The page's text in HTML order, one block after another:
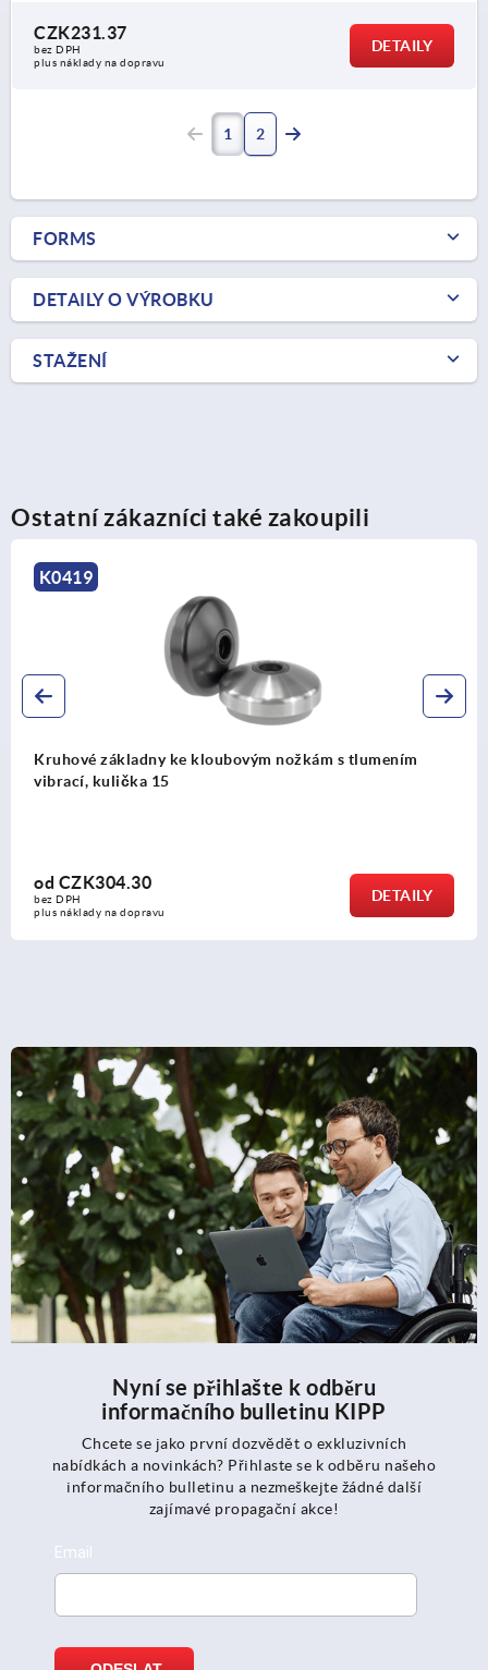
CZK231.37
bez DPH
plus náklady na dopravu
DETAILY
1 2
FORMS
DETAILY O VÝROBKU
STAŽENÍ
Ostatní zákazníci také zakoupili
K0424
Kruhové základny ke stavitelným nožkám plastové, těžké
provedení
odCZK315.74
bez DPH
plus náklady na dopravu
DETAILY
Nyní se přihlašte k odběru
informačního bulletinu KIPP
Chcete se jako první dozvědět o exkluzivních
nabídkách a novinkách? Přihlaste se k odběru našeho
informačního bulletinu a nezmeškejte žádné další
zajímavé propagační akce!